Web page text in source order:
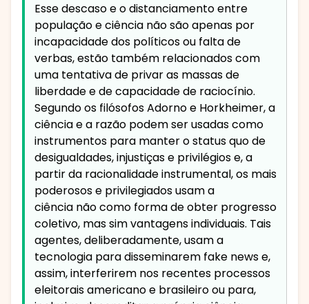
Esse descaso e o distanciamento entre
população e ciência não são apenas por
incapacidade dos políticos ou falta de
verbas, estão também relacionados com
uma tentativa de privar as massas de
liberdade e de capacidade de raciocínio.
Segundo os filósofos Adorno e Horkheimer, a
ciência e a razão podem ser usadas como
instrumentos para manter o status quo de
desigualdades, injustiças e privilégios e, a
partir da racionalidade instrumental, os mais
poderosos e privilegiados usam a
ciência não como forma de obter progresso
coletivo, mas sim vantagens individuais. Tais
agentes, deliberadamente, usam a
tecnologia para disseminarem fake news e,
assim, interferirem nos recentes processos
eleitorais americano e brasileiro ou para,